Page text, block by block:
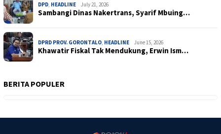
DPD HEADLINE July 21, 2026
Sambangi Dinas Nakertrans, Syarif Mbuing…
DPRD PROV. GORONTALO HEADLINE June 15, 2026
Khawatir Fiskal Tak Mendukung, Erwin Ism…
BERITA POPULER